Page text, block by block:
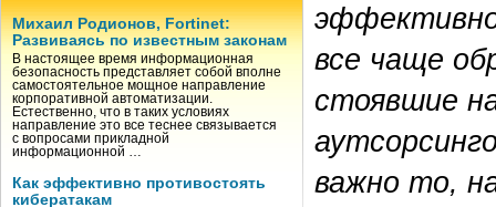
Михаил Родионов, Fortinet:
Развиваясь по известным законам
В настоящее время информационная
безопасность представляет собой вполне
самостоятельное мощное направление
корпоративной автоматизации.
Естественно, что в таких условиях
направление это все теснее связывается
с вопросами прикладной
информационной …
Как эффективно противостоять
кибератакам
все чаще
стоявшие
важно то,